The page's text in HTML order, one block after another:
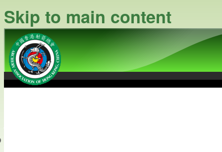
Skip to main content